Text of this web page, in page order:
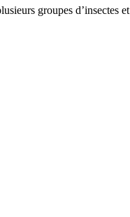
groupes d’insectes